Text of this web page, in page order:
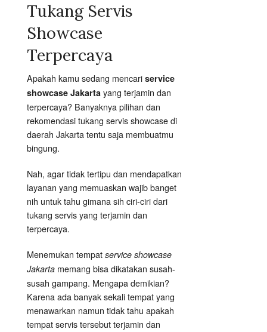
Tukang Servis
Showcase
Terpercaya
Apakah kamu sedang mencari service
showcase Jakarta yang terjamin dan
terpercaya? Banyaknya pilihan dan
rekomendasi tukang servis showcase di
daerah Jakarta tentu saja membuatmu
bingung.
Nah, agar tidak tertipu dan mendapatkan
layanan yang memuaskan wajib banget
nih untuk tahu gimana sih ciri-ciri dari
tukang servis yang terjamin dan
terpercaya.
Menemukan tempat service showcase
Jakarta memang bisa dikatakan susah-
susah gampang. Mengapa demikian?
Karena ada banyak sekali tempat yang
menawarkan namun tidak tahu apakah
tempat servis tersebut terjamin dan